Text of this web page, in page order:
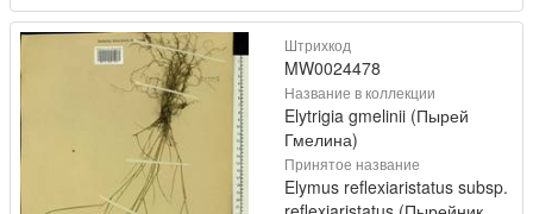
Штрихкод
MW0024478
Название в коллекции
Elytrigia gmelinii (Пырей
Гмелина)
Принятое название
Elymus reflexiaristatus subsp.